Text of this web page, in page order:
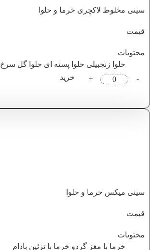
سینی مخلوط لاکچری خرما و حلوا
قیمت
محتویات
حلوا زنجبیلی حلوا پسته ای حلوا گل سرخ
-
+ خرید
سینی میکس خرما و حلوا
قیمت
محتویات
خرما با مغز گردو خرما با تزئین بادام